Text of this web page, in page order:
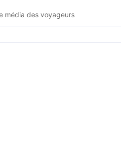
média des voyageurs